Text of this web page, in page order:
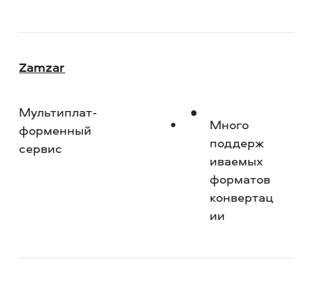
Zamzar
Мультиплат­
форменный
сервис
Много
поддерж
и­ваемых
форматов
конвертац
ии